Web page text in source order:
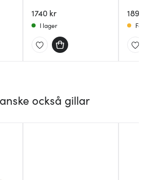
1740 kr
I lager
1899
Få
också gillar